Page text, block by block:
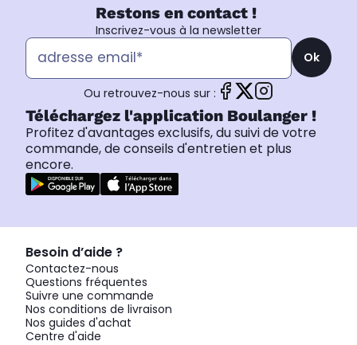
Restons en contact !
Inscrivez-vous à la newsletter
Ok
Ou retrouvez-nous sur :
Téléchargez l'application Boulanger !
Profitez d'avantages exclusifs, du suivi de votre
commande, de conseils d'entretien et plus
encore.
Besoin d’aide ?
Contactez-nous
Questions fréquentes
Suivre une commande
Nos conditions de livraison
Nos guides d'achat
Centre d'aide